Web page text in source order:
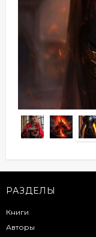
РАЗДЕЛЫ
Книги
Авторы